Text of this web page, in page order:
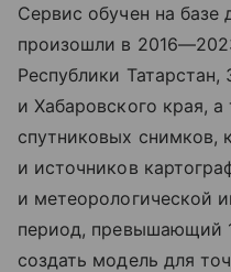
Сервис обучен на
произошли в
Республики Татарстан,
и Хабаровского края,
спутниковых снимков,
и источников
и метеорологической
период, превышающий
создать модель для